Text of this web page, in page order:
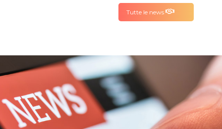
Tutte le news